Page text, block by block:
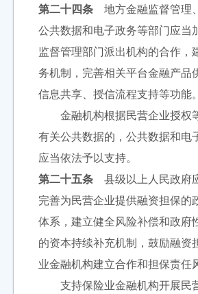
第二十四条 地方金融监督管理
公共数据和电子政务等部门应当
监督管理部门派出机构的合作，
务机制，完善相关平台金融产品
信息共享、授信流程支持等功能。
金融机构根据民营企业授权
有关公共数据的，公共数据和电
应当依法予以支持。
第二十五条 县级以上人民政府
完善为民营企业提供融资担保的
体系，建立健全风险补偿和政府
的资本持续补充机制，鼓励融资
业金融机构建立合作和担保责任
支持保险业金融机构开展民